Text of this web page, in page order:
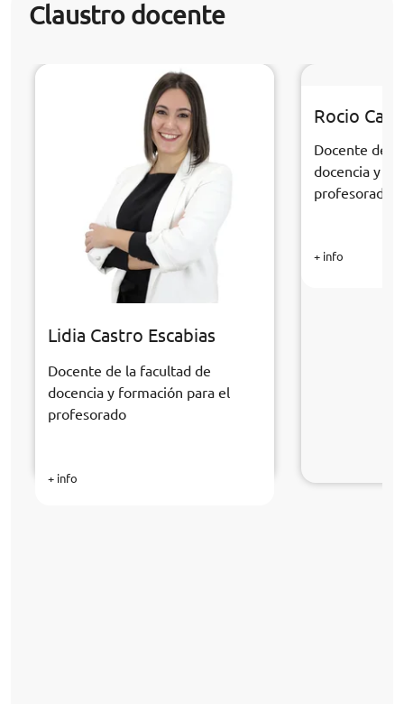
Claustro docente
Lidia Castro Escabias
Docente de la facultad de
docencia y formación para el
profesorado
+ info
Rocio
Docente de
docencia y
profesorado
+ info